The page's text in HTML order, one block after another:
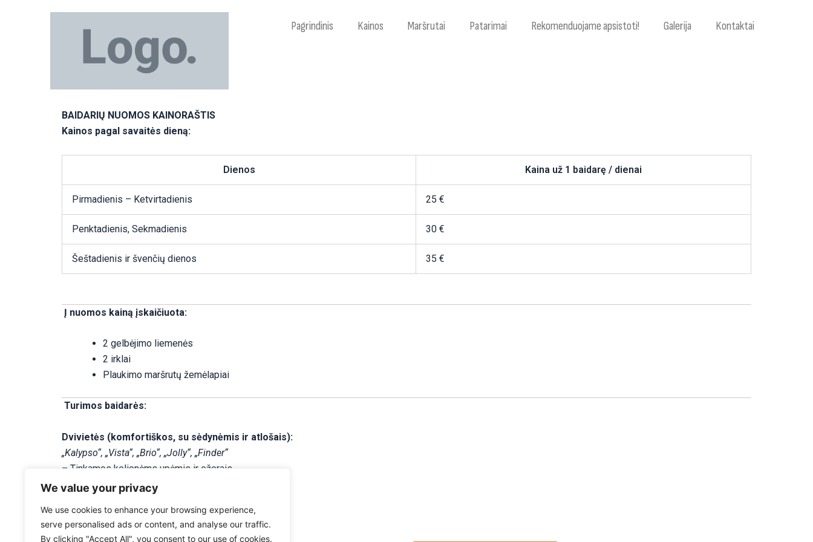
We value your privacy
We use cookies to enhance your browsing experience,
serve personalised ads or content, and analyse our traffic.
By clicking "Accept All", you consent to our use of cookies.
Pagrindinis Kainos Maršrutai Patarimai Rekomenduojame apsistoti! Galerija Kontaktai
BAIDARIŲ NUOMOS KAINORAŠTIS
Kainos pagal savaitės dieną:
Dienos Kaina už 1 baidarę / dienai
Pirmadienis – Ketvirtadienis 25 €
Penktadienis, Sekmadienis 30 €
Šeštadienis ir švenčių dienos 35 €
Į nuomos kainą įskaičiuota:
2 gelbėjimo liemenės
2 irklai
Plaukimo maršrutų žemėlapiai
Turimos baidarės:
Dvivietės (komfortiškos, su sėdynėmis ir atlošais):
„Kalypso“, „Vista“, „Brio“, „Jolly“, „Finder“
– Tinkamos kelionėms upėmis ir ežerais